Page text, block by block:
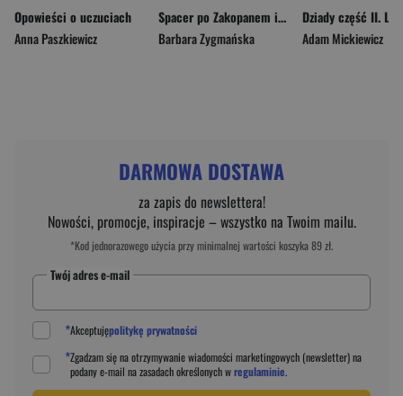
Opowieści o uczuciach
Anna Paszkiewicz
Spacer po Zakopanem i okolicach
Barbara Zygmańska
Adam Mickiewicz
DARMOWA DOSTAWA
za zapis do newslettera!
Nowości, promocje, inspiracje – wszystko na Twoim mailu.
*Kod jednorazowego użycia przy minimalnej wartości koszyka 89 zł.
Twój adres e-mail
*Akceptujępolitykę prywatności
*Zgadzam się na otrzymywanie wiadomości marketingowych (newsletter) na
podanye-mail na zasadach określonych wregulaminie.